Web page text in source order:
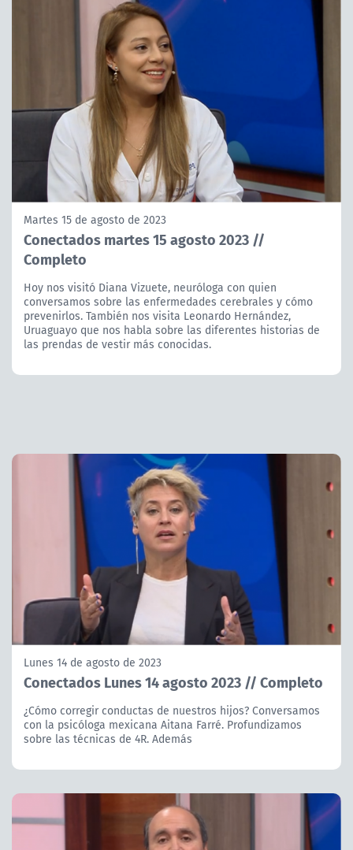
Martes 15 de agosto de 2023
Conectados martes 15 agosto 2023 //
Completo
Hoy nos visitó Diana Vizuete, neuróloga con quien
conversamos sobre las enfermedades cerebrales y cómo
prevenirlos. También nos visita Leonardo Hernández,
Uruaguayo que nos habla sobre las diferentes historias de
las prendas de vestir más conocidas.
Lunes 14 de agosto de 2023
Conectados Lunes 14 agosto 2023 // Completo
¿Cómo corregir conductas de nuestros hijos? Conversamos
con la psicóloga mexicana Aitana Farré. Profundizamos
sobre las técnicas de 4R. Además